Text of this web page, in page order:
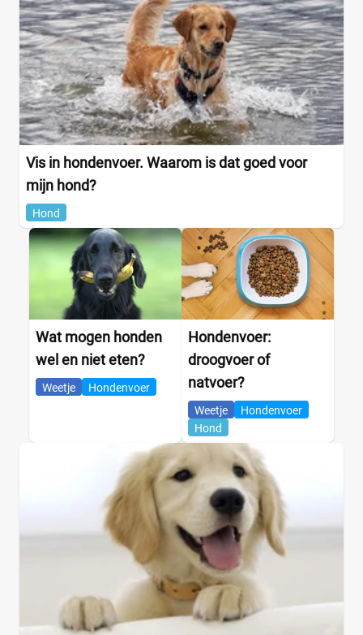
Vis in hondenvoer. Waarom is dat goed voor
mijn hond?
Hond
Wat mogen honden
wel en niet eten?
Weetje Hondenvoer
Hondenvoer:
droogvoer of
natvoer?
Weetje
Hondenvoer
Hond